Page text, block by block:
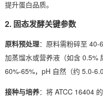
提升蛋白品质。
2. 固态发酵关键参数
原料预处理：原料需粉碎至
加蒸馏水或营养液（如含 0.5%
60%-65%，pH 自然（约 5.0-6.0
接种与培养：将 ATCC 16404